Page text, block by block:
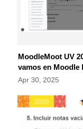
MoodleMoot UV
vamos en Moodle
Apr 30, 2025